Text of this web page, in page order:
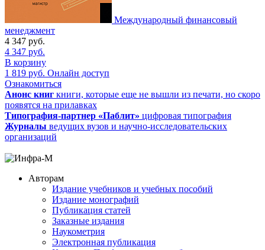
Международный финансовый
менеджмент
4 347 руб.
4 347 руб.
В корзину
1 819 руб. Онлайн доступ
Ознакомиться
Анонс книг книги, которые еще не вышли из печати, но скоро
появятся на прилавках
Типография-партнер «Паблит» цифровая типография
Журналы ведущих вузов и научно-исследовательских
организаций
Авторам
Издание учебников и учебных пособий
Издание монографий
Публикация статей
Заказные издания
Наукометрия
Электронная публикация